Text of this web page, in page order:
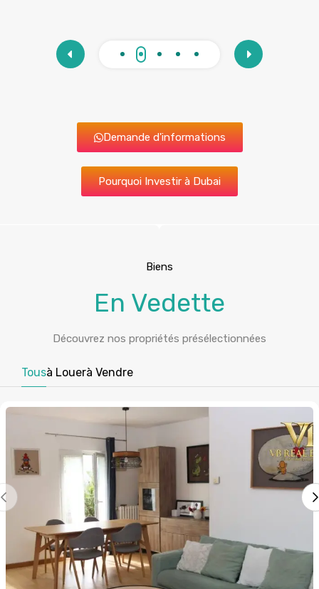
Demande d'informations
Pourquoi Investir à Dubai
Biens
En Vedette
Découvrez nos propriétés présélectionnées
Tousà Louerà Vendre